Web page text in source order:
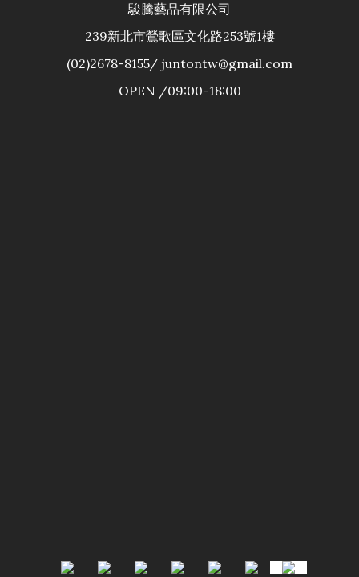
駿騰藝品有限公司
239新北市鶯歌區文化路253號1樓
(02)2678-8155/ juntontw@gmail.com
OPEN /09:00-18:00